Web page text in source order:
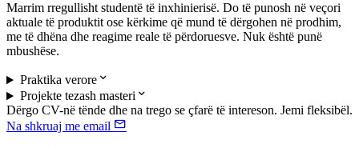
Marrim rregullisht studentë të inxhinierisë. Do të punosh në veçori
aktuale të produktit ose kërkime që mund të dërgohen në prodhim,
me të dhëna dhe reagime reale të përdoruesve. Nuk është punë
mbushëse.
Praktika verore
Projekte tezash masteri 
Dërgo CV-në tënde dhe na trego se çfarë të intereson. Jemi fleksibël.
Na shkruaj me email 